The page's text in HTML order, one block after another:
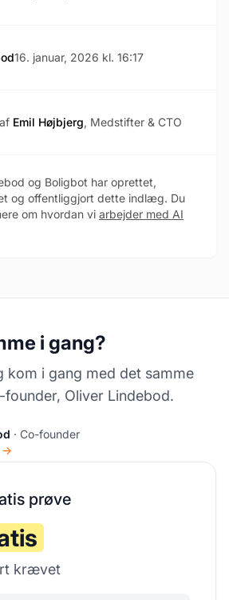
16. januar, 2026 kl. 16:17
Emil Højbjerg, Medstifter & CTO
og Boligbot har oprettet,
og offentliggjort dette indlæg. Du
om hvordan vi arbejder med AI
i gang?
kom i gang med det samme
Oliver Lindebod.
· Co-founder
→
prøve
krævet